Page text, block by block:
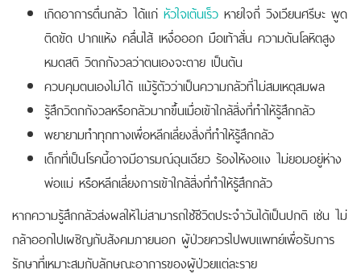
เกิดอาการตื่นกลัว ได้แก่ หัวใจเต้นเร็ว หายใจถี่ วิงเวียนศรีษะ พูด
ติดขัด ปากแห้ง คลื่นไส้ เหงื่อออก มือเท้าสั่น ความดันโลหิตสูง
หมดสติ วิตกกังวลว่าตนเองจะตาย เป็นต้น
ควบคุมตนเองไม่ได้ แม้รู้ตัวว่าเป็นความกลัวที่ไม่สมเหตุสมผล
รู้สึกวิตกกังวลหรือกลัวมากขึ้นเมื่อเข้าใกล้สิ่งที่ทำให้รู้สึกกลัว
พยายามทำทุกทางเพื่อหลีกเลี่ยงสิ่งที่ทำให้รู้สึกกลัว
เด็กที่เป็นโรคนี้อาจมีอารมณ์ฉุนเฉียว ร้องไห้งอแง ไม่ยอมอยู่ห่าง
พ่อแม่ หรือหลีกเลี่ยงการเข้าใกล้สิ่งที่ทำให้รู้สึกกลัว
หากความรู้สึกกลัวส่งผลให้ไม่สามารถใช้ชีวิตประจำวันได้เป็นปกติ เช่น ไม่
กล้าออกไปเผชิญกับสังคมภายนอก ผู้ป่วยควรไปพบแพทย์เพื่อรับการ
รักษาที่เหมาะสมกับลักษณะอาการของผู้ป่วยแต่ละราย